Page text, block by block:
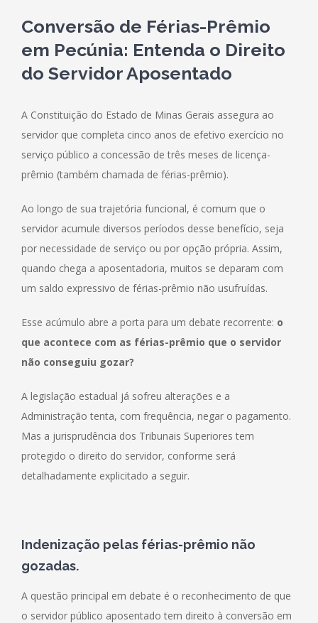
Conversão de Férias-Prêmio
em Pecúnia: Entenda o Direito
do Servidor Aposentado
A Constituição do Estado de Minas Gerais assegura ao
servidor que completa cinco anos de efetivo exercício no
serviço público a concessão de três meses de licença-
prêmio (também chamada de férias-prêmio).
Ao longo de sua trajetória funcional, é comum que o
servidor acumule diversos períodos desse benefício, seja
por necessidade de serviço ou por opção própria. Assim,
quando chega a aposentadoria, muitos se deparam com
um saldo expressivo de férias-prêmio não usufruídas.
Esse acúmulo abre a porta para um debate recorrente: o
que acontece com as férias-prêmio que o servidor
não conseguiu gozar?
A legislação estadual já sofreu alterações e a
Administração tenta, com frequência, negar o pagamento.
Mas a jurisprudência dos Tribunais Superiores tem
protegido o direito do servidor, conforme será
detalhadamente explicitado a seguir.
Indenização pelas férias-prêmio não
gozadas.
A questão principal em debate é o reconhecimento de que
o servidor público aposentado tem direito à conversão em